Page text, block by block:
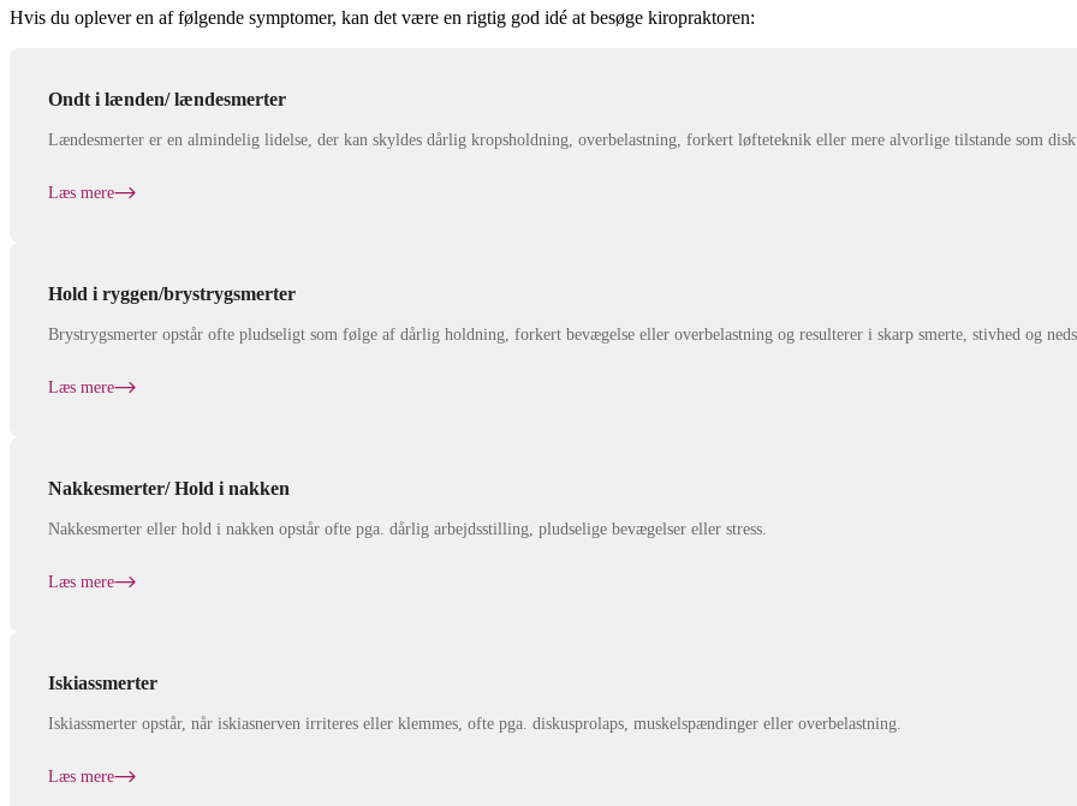
Hvis du oplever en af følgende symptomer, kan det være en rigtig god idé at besøge kiropraktoren:
Ondt i lænden/ lændesmerter
Lændesmerter er en almindelig lidelse, der kan skyldes dårlig kropsholdning, overbelastning, forkert løfteteknik eller mere alvorlige tilstande som
Læs mere
Hold i ryggen/brystrygsmerter
Brystrygsmerter opstår ofte pludseligt som følge af dårlig holdning, forkert bevægelse eller overbelastning og resulterer i skarp smerte, stivhed og
Læs mere
Nakkesmerter/ Hold i nakken
Nakkesmerter eller hold i nakken opstår ofte pga. dårlig arbejdsstilling, pludselige bevægelser eller stress.
Læs mere
Iskiassmerter
Iskiassmerter opstår, når iskiasnerven irriteres eller klemmes, ofte pga. diskusprolaps, muskelspændinger eller overbelastning.
Læs mere